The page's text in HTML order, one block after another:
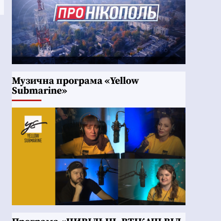
Музична програма «Yellow
Submarine»